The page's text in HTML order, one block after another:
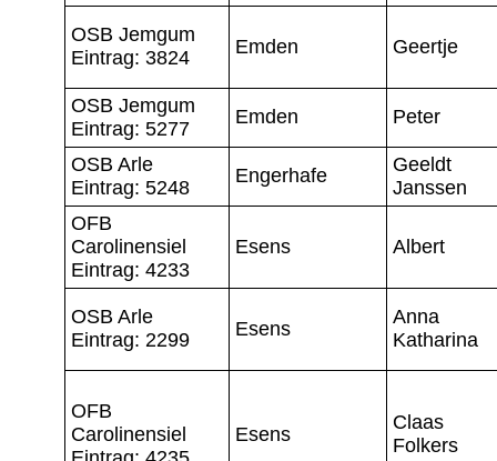
OSB Jemgum
Eintrag: 3824
Emden Geertje
OSB Jemgum
Eintrag: 5277
Emden Peter
OSB Arle
Eintrag: 5248
Engerhafe
Geeldt
Janssen
OFB
Carolinensiel
Eintrag: 4233
Esens Albert
OSB Arle
Eintrag: 2299
Esens
Anna
Katharina
OFB
Carolinensiel
Esens
Claas
Folkers